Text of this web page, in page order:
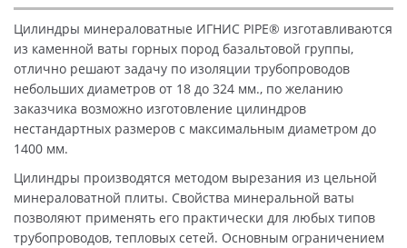
Цилиндры минераловатные ИГНИС PIPE® изготавливаются
из каменной ваты горных пород базальтовой группы,
отлично решают задачу по изоляции трубопроводов
небольших диаметров от 18 до 324 мм., по желанию
заказчика возможно изготовление цилиндров
нестандартных размеров с максимальным диаметром до
1400 мм.
Цилиндры производятся методом вырезания из цельной
минераловатной плиты. Свойства минеральной ваты
позволяют применять его практически для любых типов
трубопроводов, тепловых сетей. Основным ограничением